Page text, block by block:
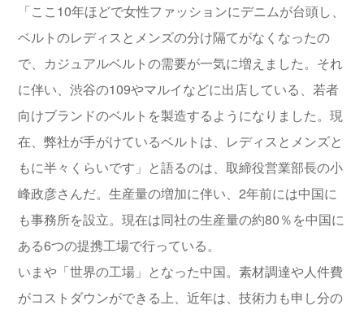
「ここ10年ほどで女性ファッションにデニムが台頭し、
ベルトのレディスとメンズの分け隔てがなくなったの
で、カジュアルベルトの需要が一気に増えました。それ
に伴い、渋谷の109やマルイなどに出店している、若者
向けブランドのベルトを製造するようになりました。現
在、弊社が手がけているベルトは、レディスとメンズと
もに半々くらいです」と語るのは、取締役営業部長の小
峰政彦さんだ。生産量の増加に伴い、2年前には中国に
も事務所を設立。現在は同社の生産量の約80％を中国に
ある6つの提携工場で行っている。
いまや「世界の工場」となった中国。素材調達や人件費
がコストダウンができる上、近年は、技術力も申し分の